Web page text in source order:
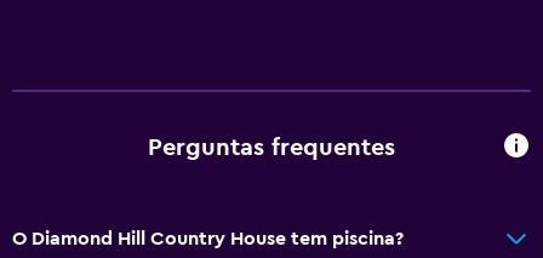
Menu para dietas especiais (a pedido)
Secador de cabelo
Perguntas frequentes
O Diamond Hill Country House tem piscina?